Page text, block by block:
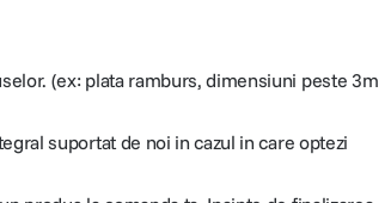
(ex: plata ramburs, dimensiuni peste 3m
suportat de noi in cazul in care optezi